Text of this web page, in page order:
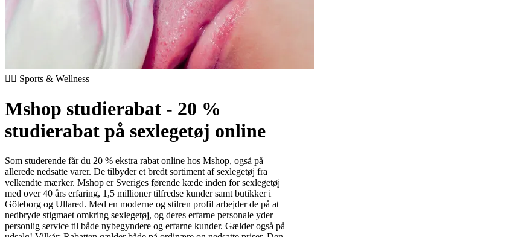
🏃‍♂️ Sports & Wellness
Mshop studierabat - 20 %
studierabat på sexlegetøj online
Som studerende får du 20 % ekstra rabat online hos Mshop, også på
allerede nedsatte varer. De tilbyder et bredt sortiment af sexlegetøj fra
velkendte mærker. Mshop er Sveriges førende kæde inden for sexlegetøj
med over 40 års erfaring, 1,5 millioner tilfredse kunder samt butikker i
Göteborg og Ullared. Med en moderne og stilren profil arbejder de på at
nedbryde stigmaet omkring sexlegetøj, og deres erfarne personale yder
personlig service til både nybegyndere og erfarne kunder. Gælder også på